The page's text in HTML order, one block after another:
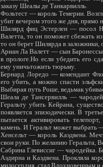
заказу Шеалы де Танкарвилль.
Фольтест — король Темерии.
убит вечером этого же дня, прямо
Шилярд фиц Эстерлен — посол
Валетта, то он поможет сбежать
то он берет Шилярда в заложники,
Ариан Ла Валетт — сын
в прологе.Но если убедить его
ему уничьтожить тюрьму.
Бернард Лоредо — комендант
его убить, а можно спасти
Выбирая путь Роше, ведьмак
Шеала де Тансервилль —
Геральту убить Кейрана,
появляется эпизодически. В
пытается активировать
камень. И Геральт может выбрать
Хенсельт — король Каэдвена.
свои руки. По желанию Геральта,
Сабрина Глевиссиг — чародейка.
Аэдирна и Каэдвена. Прокляла
милосердия, стал Вдохновенным и